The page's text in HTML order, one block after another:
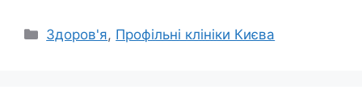
Категорії
Здоров'я, Профільні клініки Києва